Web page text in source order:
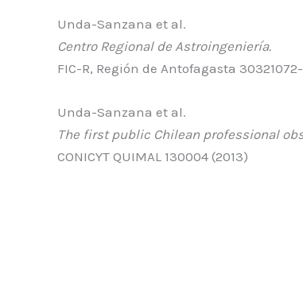
Unda-Sanzana et al.
Centro Regional de Astroingeniería.
FIC-R, Región de Antofagasta
Unda-Sanzana et al.
The first public Chilean professional
CONICYT QUIMAL 130004 (2013)